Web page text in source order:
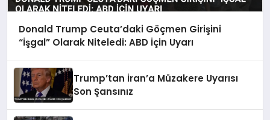
Donald Trump Ceuta’daki Göçmen Girişini
“İşgal” Olarak Niteledi: ABD İçin Uyarı
Trump’tan İran’a Müzakere Uyarısı
Son Şansınız